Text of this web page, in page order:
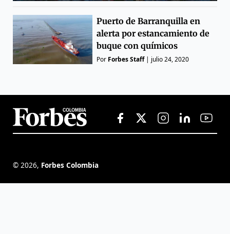
Puerto de Barranquilla en
alerta por estancamiento de
buque con químicos
Por Forbes Staff| julio 24, 2020
© 2026, Forbes Colombia